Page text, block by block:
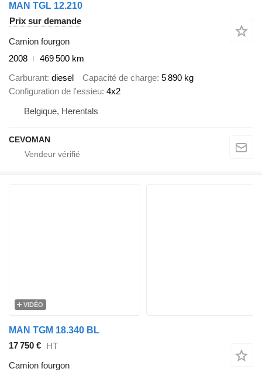
MAN TGL 12.210
Prix sur demande
Camion fourgon
2008
469 500 km
Carburant diesel Capacité de charge 5 890 kg
Configuration de l'essieu 4x2
Belgique, Herentals
CEVOMAN
VIDÉO
MAN TGM 18.340 BL
17 750 €
HT
Camion fourgon